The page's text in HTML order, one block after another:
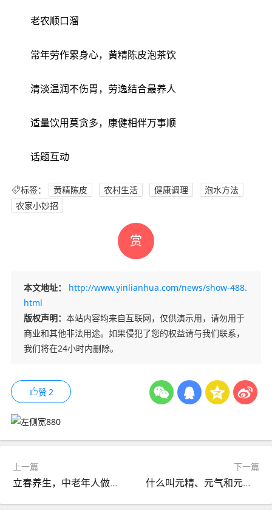
老农顺口溜
常年劳作累身心，黄精陈皮泡茶饮
清淡温润不伤胃，劳逸结合最养人
适量饮用莫贪多，康健相伴万事顺
话题互动
标签： 黄精陈皮 农村生活 健康调理
泡水方法
农家小妙招
赏
本文地址：
http://www.yinlianhua.com/news/show-488.
html
版权声明： 本站内容均来自互联网，仅供演示用，请勿用于
商业和其他非法用途。如果侵犯了您的权益请与我们联系，
我们将在24小时内删除。
赞2
上一篇
立春养生，中老年人做好这2件事，顺应时节，增强体质
下一篇
什么叫元精、元气和元神，通俗的解释！